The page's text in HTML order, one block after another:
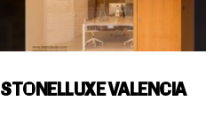
STONELLUXE VALENCIA